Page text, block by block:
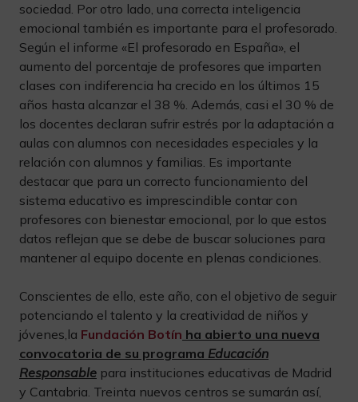
sociedad. Por otro lado, una correcta inteligencia
emocional también es importante para el profesorado.
Según el informe «El profesorado en España», el
aumento del porcentaje de profesores que imparten
clases con indiferencia ha crecido en los últimos 15
años hasta alcanzar el 38 %. Además, casi el 30 % de
los docentes declaran sufrir estrés por la adaptación a
aulas con alumnos con necesidades especiales y la
relación con alumnos y familias. Es importante
destacar que para un correcto funcionamiento del
sistema educativo es imprescindible contar con
profesores con bienestar emocional, por lo que estos
datos reflejan que se debe de buscar soluciones para
mantener al equipo docente en plenas condiciones.
Conscientes de ello, este año, con el objetivo de seguir
potenciando el talento y la creatividad de niños y
jóvenes,la Fundación Botín ha abierto una nueva
convocatoria de su programa Educación
Responsable para instituciones educativas de Madrid
y Cantabria. Treinta nuevos centros se sumarán así,